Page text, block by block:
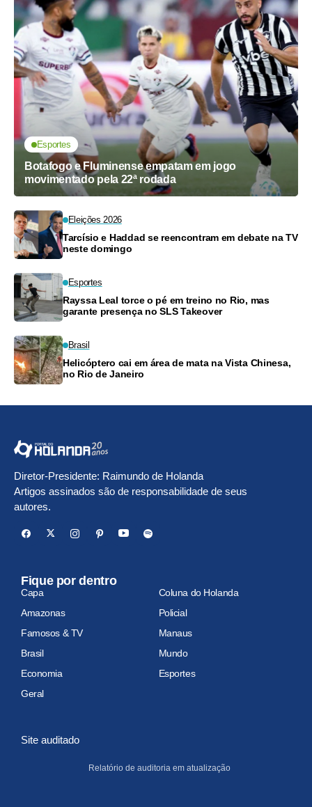
Esportes
Botafogo e Fluminense empatam em jogo
movimentado pela 22ª rodada
Eleições 2026
Tarcísio e Haddad se reencontram em debate na TV
neste domingo
Esportes
Rayssa Leal torce o pé em treino no Rio, mas
garante presença no SLS Takeover
Brasil
Helicóptero cai em área de mata na Vista Chinesa,
no Rio de Janeiro
Diretor-Presidente: Raimundo de Holanda
Artigos assinados são de responsabilidade de seus
autores.
Fique por dentro
Capa
Coluna do Holanda
Amazonas
Policial
Famosos & TV
Manaus
Brasil
Mundo
Economia
Esportes
Geral
Site auditado
Relatório de auditoria em atualização